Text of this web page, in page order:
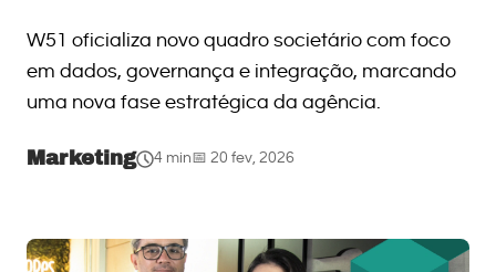
W51 oficializa novo quadro societário com foco
em dados, governança e integração, marcando
uma nova fase estratégica da agência.
Marketing 4 min 📅 20 fev, 2026